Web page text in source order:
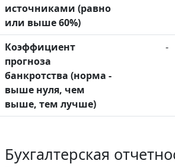
источниками (равно
или выше 60%)
Коэффициент
прогноза
банкротства (норма -
выше нуля, чем
выше, тем лучше)
-
Бухгалтерская